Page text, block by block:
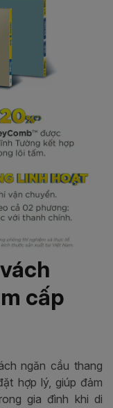
cấp
ngăn cầu thang
hợp lý, giúp đảm
gia đình khi di